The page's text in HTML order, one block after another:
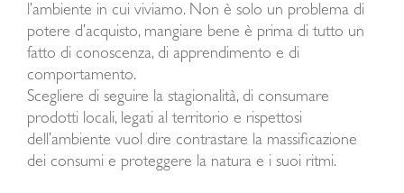
l’ambiente in cui viviamo. Non è solo un problema di
potere d’acquisto, mangiare bene è prima di tutto un
fatto di conoscenza, di apprendimento e di
comportamento.
Scegliere di seguire la stagionalità, di consumare
prodotti locali, legati al territorio e rispettosi
dell’ambiente vuol dire contrastare la massificazione
dei consumi e proteggere la natura e i suoi ritmi.